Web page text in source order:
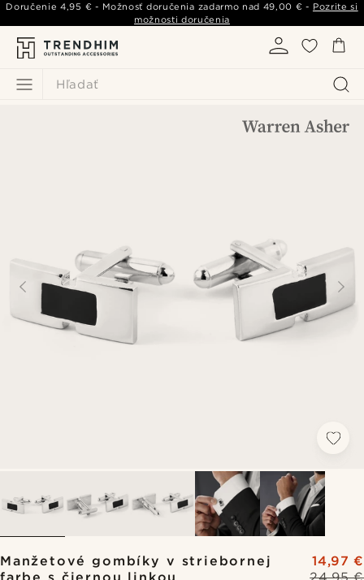
Hľadať
Doručenie4,95 € - Možnosť doručenia zadarmo nad 49,00 € - Pozrite si
možnosti doručenia
Manžetové gombíky v striebornej
14,97 €